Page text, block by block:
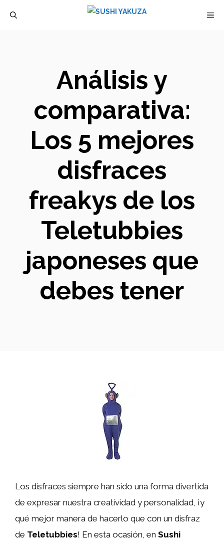
Análisis y
comparativa:
Los 5 mejores
disfraces
freakys de los
Teletubbies
japoneses que
debes tener
Los disfraces siempre han sido una forma divertida
de expresar nuestra creatividad y personalidad, ¡y
qué mejor manera de hacerlo que con un disfraz
de Teletubbies! En esta ocasión, en Sushi